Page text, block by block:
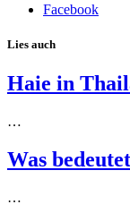
Facebook
Lies auch
Haie in
…
Was
…